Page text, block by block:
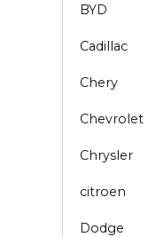
BYD
Cadillac
Chery
Chevrolet
Chrysler
citroen
Dodge